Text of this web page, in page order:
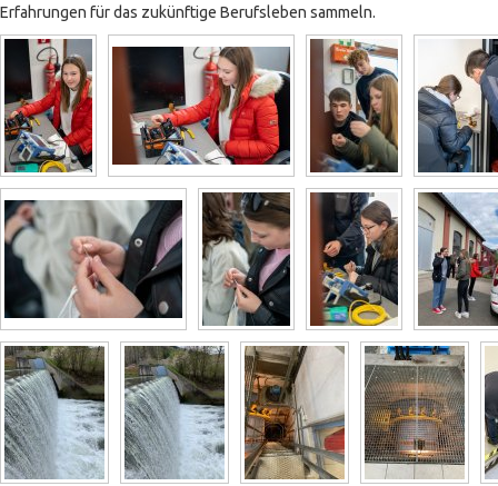
Erfahrungen für das zukünftige Berufsleben sammeln.